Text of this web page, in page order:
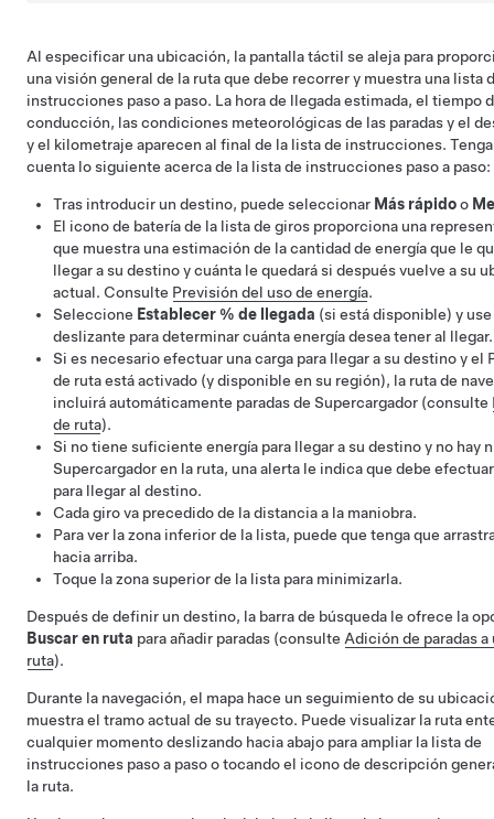
Al especificar una ubicación, la pantalla táctil se aleja para
una visión general de la ruta que debe recorrer y muestra una lista
instrucciones paso a paso. La hora de llegada estimada, el tiempo
conducción, lascondiciones meteorológicas de las paradas y el
y el kilometraje aparecen al final de la lista de instrucciones.
cuenta lo siguiente acerca de la lista de instrucciones paso a paso:
Tras introducir un destino, puede seleccionar Más rápidoo
El icono de batería de la lista de giros proporciona una
que muestra una estimación de la cantidad de energía que le
llegar a su destino y cuánta le quedará si después vuelve a su
actual. Consulte Previsión del uso de energía.
Seleccione Establecer % de llegada (si está disponible) y
deslizante para determinar cuánta energía desea tener al llegar.
Si es necesario efectuar una carga para llegar a su destino y el
de ruta está activado (y disponible en su región), la ruta de
incluirá automáticamente paradas de Supercargador (consulte
de ruta).
Si no tiene suficiente energía para llegar a su destino y no hay
Supercargador en la ruta, una alerta le indica que debe
para llegar al destino.
Cada giro va precedido de la distancia a la maniobra.
Para ver la zona inferior de la lista, puede que tenga que
hacia arriba.
Toque la zona superior de la lista para minimizarla.
Después de definir un destino, la barra de búsqueda le ofrece la
Buscar en ruta para añadir paradas (consulte Adición de paradas a
ruta).
Durante la navegación, el mapa hace un seguimiento de su
muestra el tramo actual de su trayecto. Puede visualizar la ruta
cualquier momento deslizando hacia abajo para ampliar la lista de
instrucciones paso a paso o tocando el icono de descripción
la ruta.